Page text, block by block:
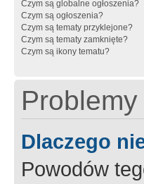
Czym są globalne ogłoszenia?
Czym są ogłoszenia?
Czym są tematy przyklejone?
Czym są tematy zamknięte?
Czym są ikony tematu?
Dlaczego
Powodów